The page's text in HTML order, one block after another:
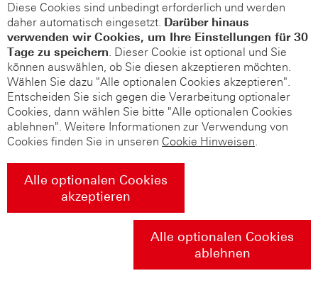
Diese Cookies sind unbedingt erforderlich und werden
daher automatisch eingesetzt. Darüber hinaus
verwenden wir Cookies, um Ihre Einstellungen für 30
Tage zu speichern. Dieser Cookie ist optional und Sie
können auswählen, ob Sie diesen akzeptieren möchten.
Wählen Sie dazu "Alle optionalen Cookies akzeptieren".
Entscheiden Sie sich gegen die Verarbeitung optionaler
Cookies, dann wählen Sie bitte "Alle optionalen Cookies
ablehnen". Weitere Informationen zur Verwendung von
Cookies finden Sie in unseren Cookie Hinweisen.
Alle optionalen Cookies
akzeptieren
Alle optionalen Cookies
ablehnen